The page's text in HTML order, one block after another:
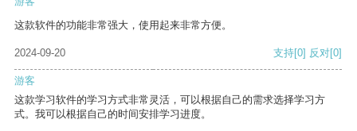
这款软件的功能非常强大，使用起来非常方便。
2024-09-20 支持[0] 反对[0]
游客
这款学习软件的学习方式非常灵活，可以根据自己的需求选择学习方
式。我可以根据自己的时间安排学习进度。